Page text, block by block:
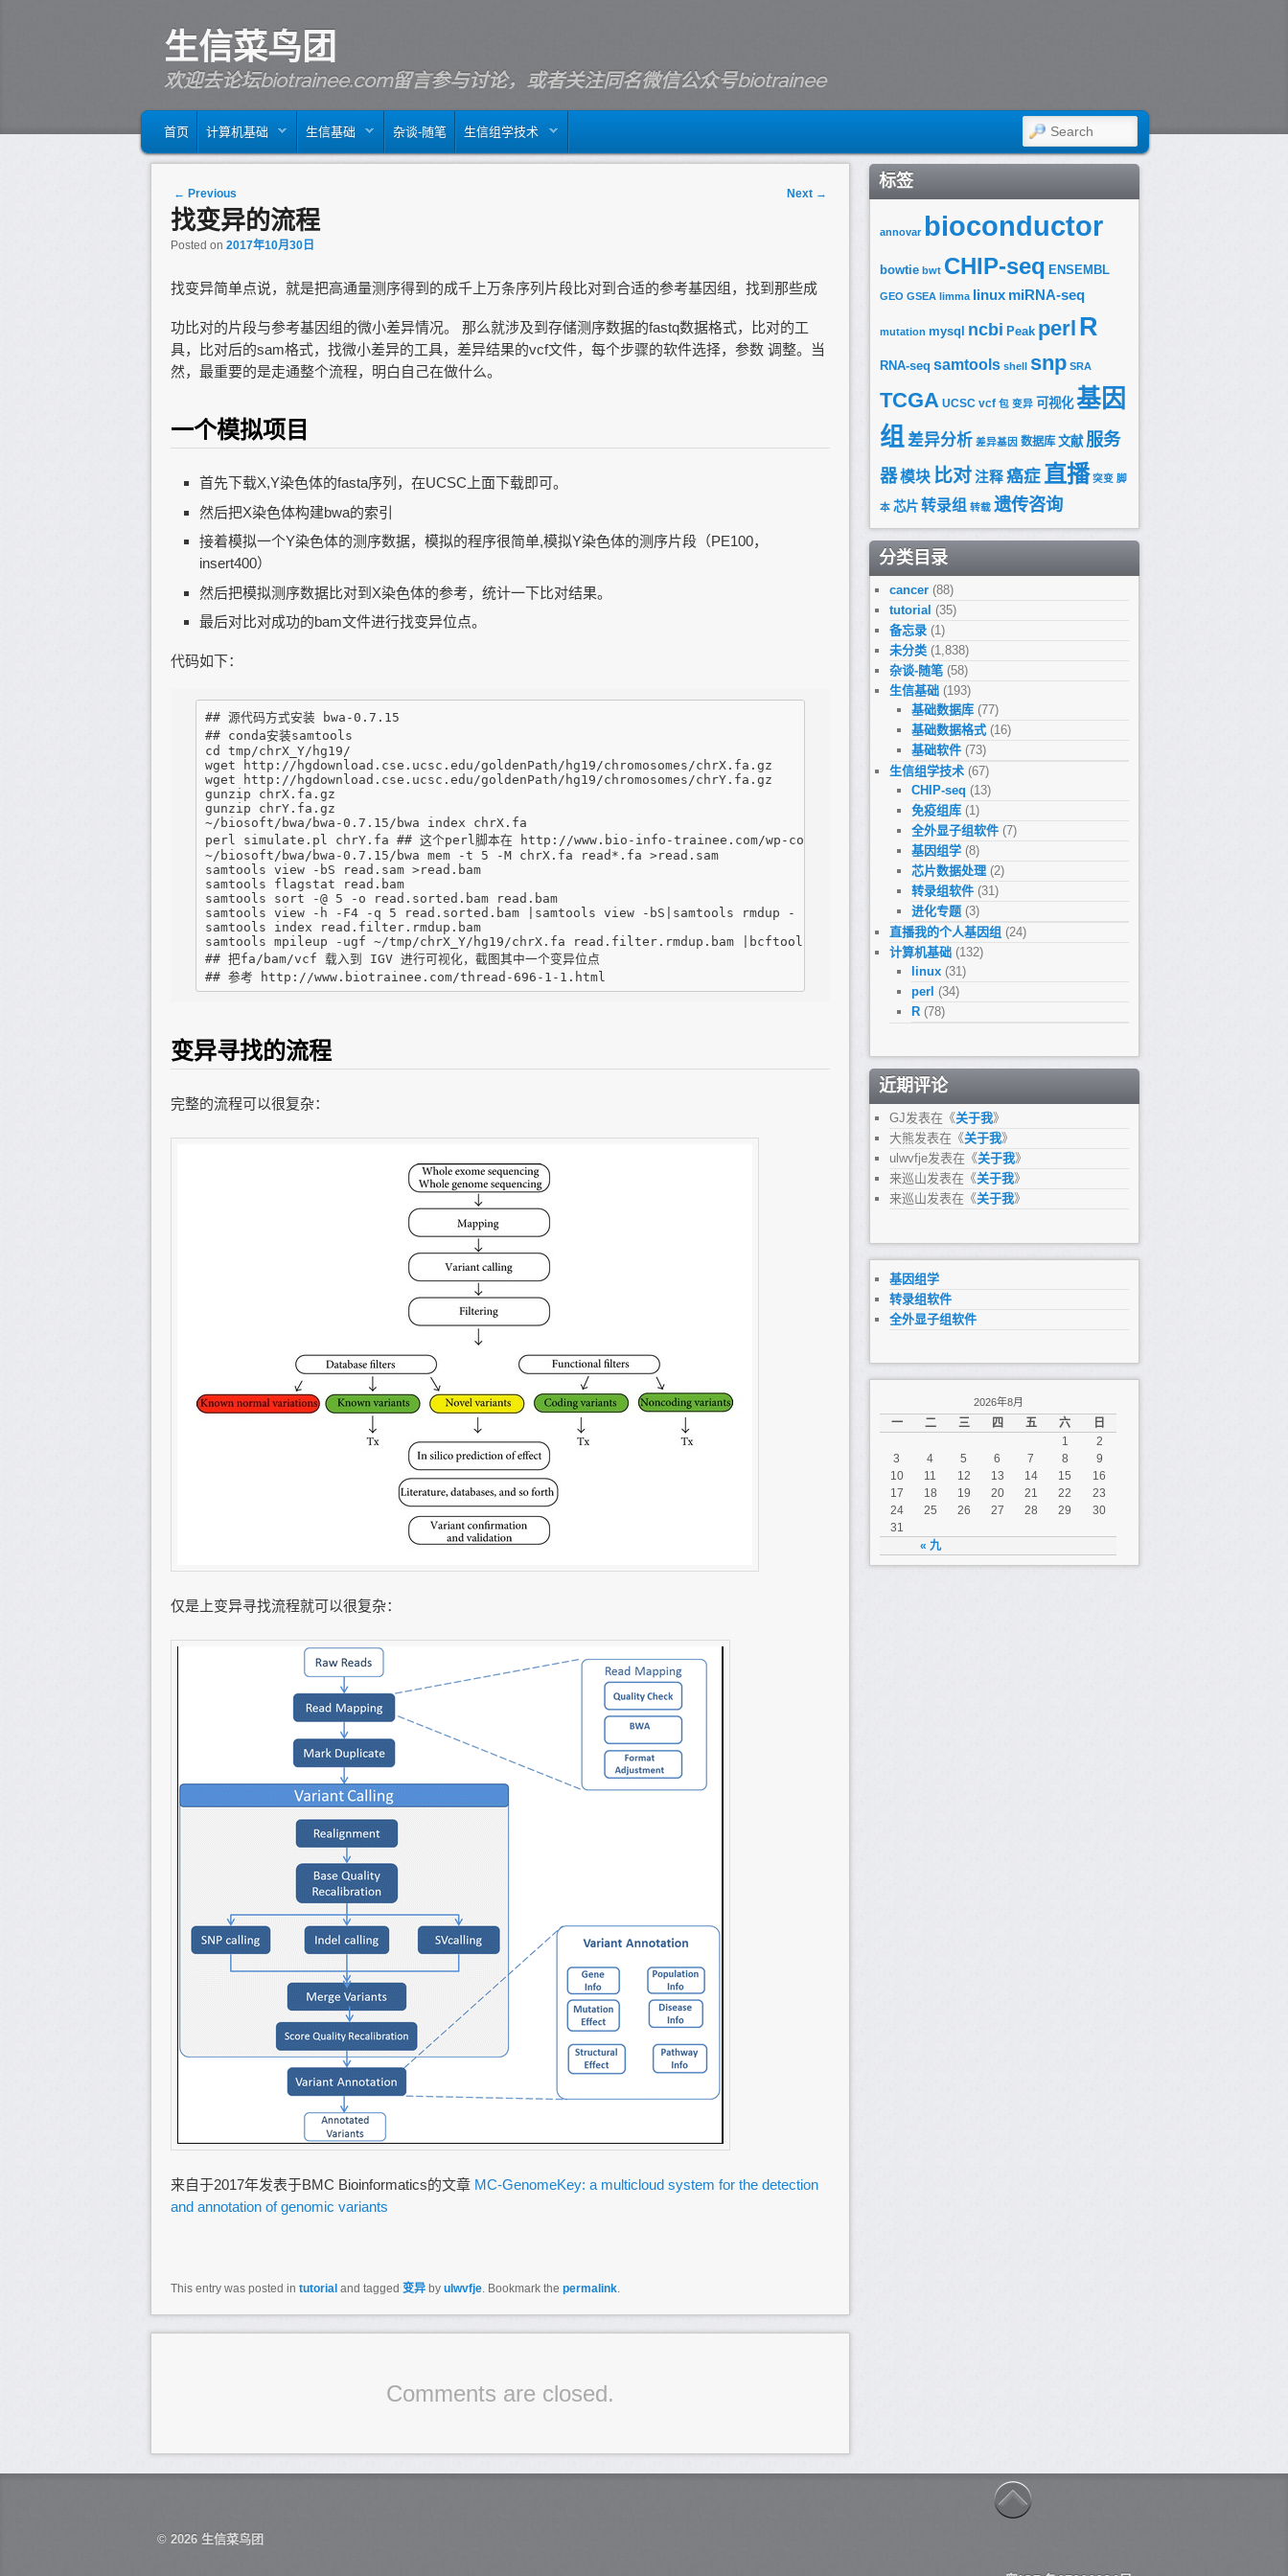
生信菜鸟团
欢迎去论坛biotrainee.com留言参与讨论，或者关注同名微信公众号biotrainee
MAIN MENU
SKIP TO PRIMARY CONTENT
SKIP TO SECONDARY CONTENT
首页 计算机基础 生信基础 杂谈-随笔 生信组学技术 SEARCH
Post navigation
← Previous Next →
找变异的流程
Posted on 2017年10月30日
找变异简单点说，就是把高通量测序得到的成千上万条序列片段比对到合适的参考基因组，找到那些成
功比对的片段与参考基因组的微小差异情况。 那么就涉及到存储测序数据的fastq数据格式，比对的工
具，比对后的sam格式，找微小差异的工具，差异结果的vcf文件，每个步骤的软件选择，参数 调整。当
然，最重要的是走通整个流程，明白自己在做什么。
一个模拟项目
首先下载X,Y染色体的fasta序列，在UCSC上面下载即可。
然后把X染色体构建bwa的索引
接着模拟一个Y染色体的测序数据，模拟的程序很简单,模拟Y染色体的测序片段（PE100，
insert400）
然后把模拟测序数据比对到X染色体的参考，统计一下比对结果。
最后对比对成功的bam文件进行找变异位点。
代码如下：
## 源代码方式安装 bwa-0.7.15
## conda安装samtools
cd tmp/chrX_Y/hg19/
wget http://hgdownload.cse.ucsc.edu/goldenPath/hg19/chromosomes/chrX.fa.gz
wget http://hgdownload.cse.ucsc.edu/goldenPath/hg19/chromosomes/chrY.fa.gz
gunzip chrX.fa.gz
gunzip chrY.fa.gz
~/biosoft/bwa/bwa-0.7.15/bwa index chrX.fa
perl simulate.pl chrY.fa ## 这个perl脚本在 http://www.bio-info-trainee.com/wp-content/uploads/2015/10/tmp.png
~/biosoft/bwa/bwa-0.7.15/bwa mem -t 5 -M chrX.fa read*.fa >read.sam
samtools view -bS read.sam >read.bam
samtools flagstat read.bam
samtools sort -@ 5 -o read.sorted.bam read.bam
samtools view -h -F4 -q 5 read.sorted.bam |samtools view -bS|samtools rmdup - read.filter.rmdup.bam
samtools index read.filter.rmdup.bam
samtools mpileup -ugf ~/tmp/chrX_Y/hg19/chrX.fa read.filter.rmdup.bam |bcftools call -vmO z -o read.bcftools.vcf.gz
## 把fa/bam/vcf 载入到 IGV 进行可视化，截图其中一个变异位点
变异寻找的流程
完整的流程可以很复杂：
仅是上变异寻找流程就可以很复杂：
来自于2017年发表于BMC Bioinformatics的文章 MC-GenomeKey: a multicloud system for the detection
and annotation of genomic variants
This entry was posted in tutorial and tagged 变异 by ulwvfje. Bookmark the permalink.
Comments are closed.
标签
annovar bioconductor
bowtie bwt CHIP-seq ENSEMBL
GEO GSEA limma linux miRNA-seq
mutation mysql ncbi Peak perl R
RNA-seq samtools shell snp SRA
TCGA UCSC vcf 包 变异 可视化 基因
组 差异分析 差异基因 数据库 文献 服务
器模块 比对注释癌症 直播 突变 脚
本 芯片 转录组 转载 遗传咨询
分类目录
cancer (88)
tutorial (35)
备忘录 (1)
未分类 (1,838)
杂谈-随笔 (58)
生信基础 (193)
基础数据库(77)
基础数据格式(16)
基础软件(73)
生信组学技术 (67)
CHIP-seq (13)
免疫组库(1)
全外显子组软件(7)
基因组学(8)
芯片数据处理(2)
转录组软件(31)
进化专题(3)
直播我的个人基因组 (24)
计算机基础 (132)
linux(31)
perl (34)
R(78)
近期评论
GJ发表在《关于我》
大熊发表在《关于我》
ulwvfje发表在《关于我》
来巡山发表在《关于我》
来巡山发表在《关于我》
基因组学
转录组软件
全外显子组软件
2026年8月
一 二 三 四 五 六 日
« 九
1
2
3
4 5 6 7 8
9
10
11 12 13 14 15
16
17
18 19 20 21 22
23
24
25 26 27 28 29
30
31
© 2026 生信菜鸟团